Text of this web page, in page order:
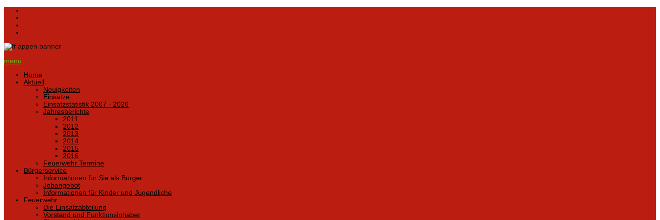
menu
Home
Aktuell
Neuigkeiten
Einsätze
Einsatzstatistik 2007 - 2026
Jahresberichte
2011
2012
2013
2014
2015
2016
Feuerwehr Termine
Bürgerservice
Informationen für Sie als Bürger
Jobangebot
Informationen für Kinder und Jugendliche
Feuerwehr
Die Einsatzabteilung
Vorstand und Funktionsinhaber